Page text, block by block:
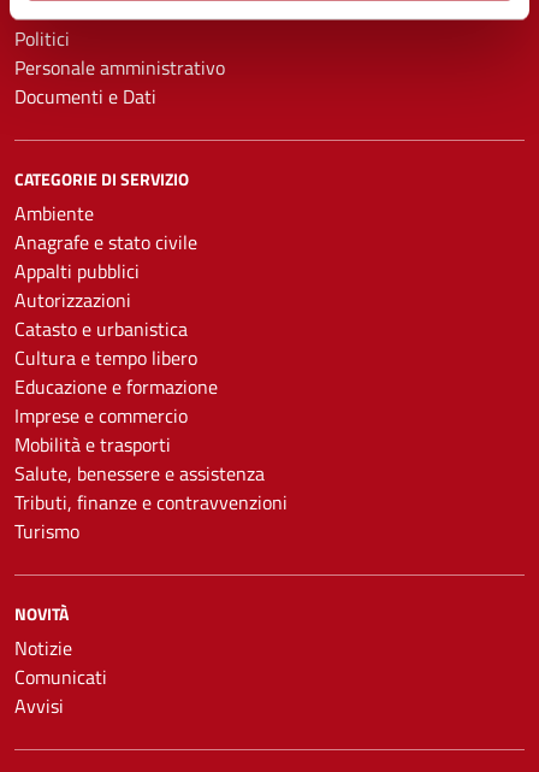
Enti e fondazioni
Politici
Personale amministrativo
Documenti e Dati
CATEGORIE DI SERVIZIO
Ambiente
Anagrafe e stato civile
Appalti pubblici
Autorizzazioni
Catasto e urbanistica
Cultura e tempo libero
Educazione e formazione
Imprese e commercio
Mobilità e trasporti
Salute, benessere e assistenza
Tributi, finanze e contravvenzioni
Turismo
NOVITÀ
Notizie
Comunicati
Avvisi